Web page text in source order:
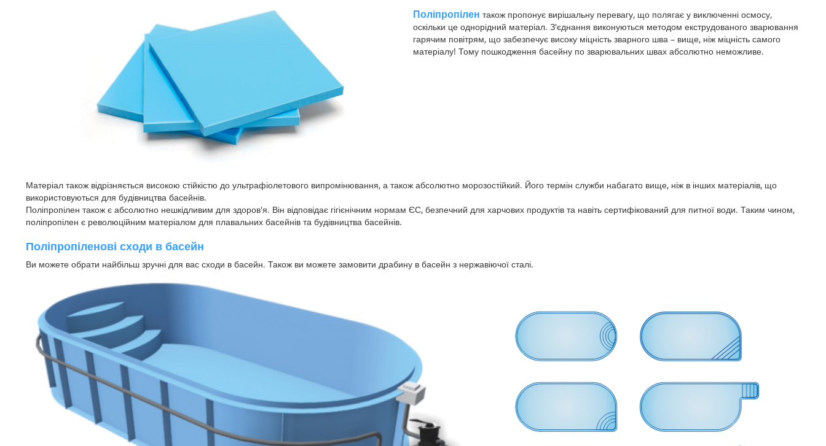
Поліпропілен також пропонує вирішальну перевагу, що полягає у виключенні осмосу,
оскільки це однорідний матеріал. З'єднання виконуються методом екструдованого зварювання
гарячим повітрям, що забезпечує високу міцність зварного шва – вище, ніж міцність самого
матеріалу! Тому пошкодження басейну по зварювальних швах абсолютно неможливе.
Матеріал також відрізняється високою стійкістю до ультрафіолетового випромінювання, а також абсолютно морозостійкий. Його термін служби набагато вище, ніж в інших матеріалів, що
використовуються для будівництва басейнів.
Поліпропілен також є абсолютно нешкідливим для здоров'я. Він відповідає гігієнічним нормам ЄС, безпечний для харчових продуктів та навіть сертифікований для питної води. Таким чином,
поліпропілен є революційним матеріалом для плавальних басейнів та будівництва басейнів.
Поліпропіленові сходи в басейн
Ви можете обрати найбільш зручні для вас сходи в басейн. Також ви можете замовити драбину в басейн з нержавіючої сталі.